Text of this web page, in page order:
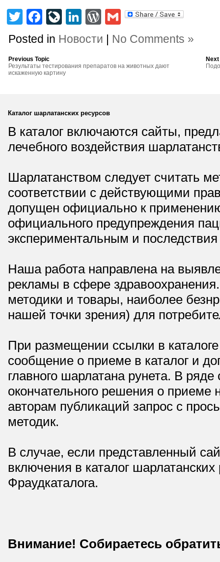
TwitterFacebook
LiveJournal
LinkedIn
WordPress
Gmail
Posted in Новости | No Comments »
Previous Topic
Результаты тестирования препаратов на животных дают
искаженную картину
Каталог шарлатанских ресурсов
В каталог включаются сайты,
лечебного воздействия
Шарлатанством следует считать
соответствии с действующими
допущен официально к
официального предупреждения
экспериментальным и
Наша работа направлена на
рекламы в сфере
методики и товары, наиболее
нашей точки зрения) для
При размещении ссылки в
сообщение о приеме в каталог и
главного шарлатана рунета. В
окончательного решения о приеме
авторам публикаций запрос с
методик.
В случае, если представленный
включения в каталог
Фраудкаталога.
Внимание! Собираетесь